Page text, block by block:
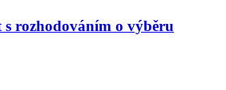
rozhodováním o výběru